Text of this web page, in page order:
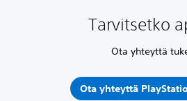
Tarvitsetko
Ota yhteyttä
Ota yhteyttä